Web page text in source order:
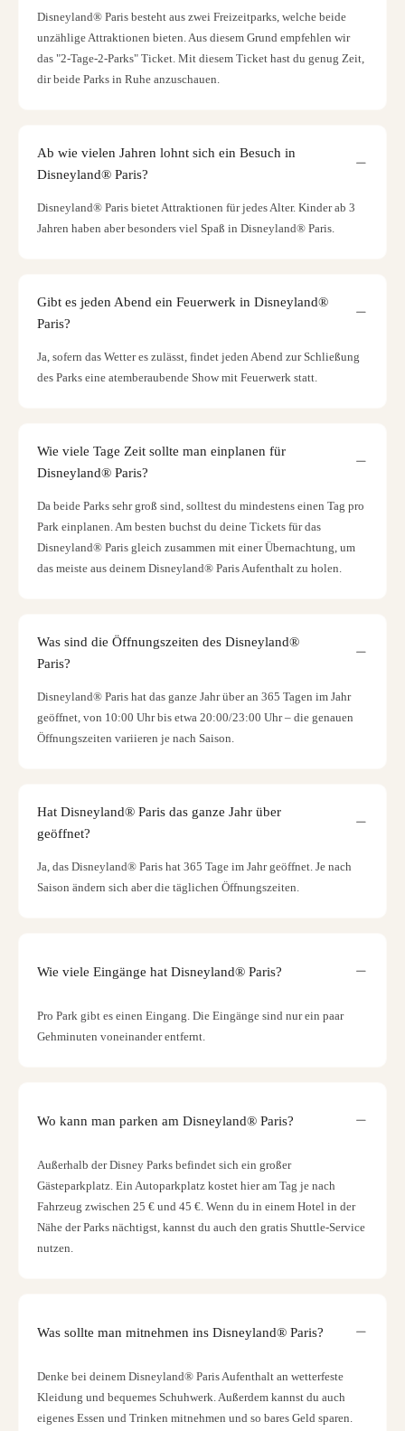
Disneyland® Paris besteht aus zwei Freizeitparks, welche beide
unzählige Attraktionen bieten. Aus diesem Grund empfehlen wir
das "2-Tage-2-Parks" Ticket. Mit diesem Ticket hast du genug Zeit,
dir beide Parks in Ruhe anzuschauen.
Ab wie vielen Jahren lohnt sich ein Besuch in
Disneyland® Paris?
Disneyland® Paris bietet Attraktionen für jedes Alter. Kinder ab 3
Jahren haben aber besonders viel Spaß in Disneyland® Paris.
Gibt es jeden Abend ein Feuerwerk in Disneyland®
Paris?
Ja, sofern das Wetter es zulässt, findet jeden Abend zur Schließung
des Parks eine atemberaubende Show mit Feuerwerk statt.
Wie viele Tage Zeit sollte man einplanen für
Disneyland® Paris?
Da beide Parks sehr groß sind, solltest du mindestens einen Tag pro
Park einplanen. Am besten buchst du deine Tickets für das
Disneyland® Paris gleich zusammen mit einer Übernachtung, um
das meiste aus deinem Disneyland® Paris Aufenthalt zu holen.
Was sind die Öffnungszeiten des Disneyland®
Paris?
Disneyland® Paris hat das ganze Jahr über an 365 Tagen im Jahr
geöffnet, von 10:00 Uhr bis etwa 20:00/23:00 Uhr – die genauen
Öffnungszeiten variieren je nach Saison.
Hat Disneyland® Paris das ganze Jahr über
geöffnet?
Ja, das Disneyland® Paris hat 365 Tage im Jahr geöffnet. Je nach
Saison ändern sich aber die täglichen Öffnungszeiten.
Wie viele Eingänge hat Disneyland® Paris?
Pro Park gibt es einen Eingang. Die Eingänge sind nur ein paar
Gehminuten voneinander entfernt.
Wo kann man parken am Disneyland® Paris?
Außerhalb der Disney Parks befindet sich ein großer
Gästeparkplatz. Ein Autoparkplatz kostet hier am Tag je nach
Fahrzeug zwischen 25 € und 45 €. Wenn du in einem Hotel in der
Nähe der Parks nächtigst, kannst du auch den gratis Shuttle-Service
nutzen.
Was sollte man mitnehmen ins Disneyland® Paris?
Denke bei deinem Disneyland® Paris Aufenthalt an wetterfeste
Kleidung und bequemes Schuhwerk. Außerdem kannst du auch
eigenes Essen und Trinken mitnehmen und so bares Geld sparen.